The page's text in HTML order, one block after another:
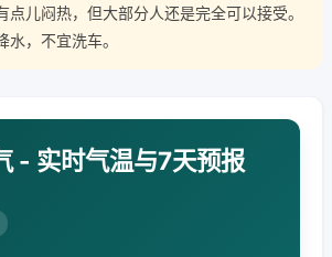
点儿闷热，但大部分人还是完全可以接受。
，不宜洗车。
- 实时气温与7天预报